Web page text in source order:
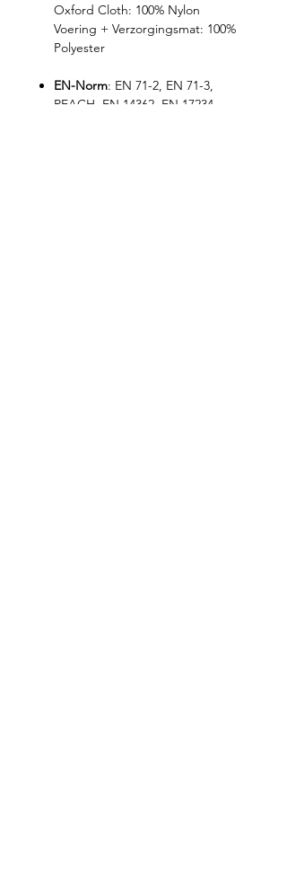
Oxford Cloth: 100% Nylon
Voering + Verzorgingsmat: 100%
Polyester
EN-Norm: EN 71-2, EN 71-3,
REACH, EN 14362, EN 17234